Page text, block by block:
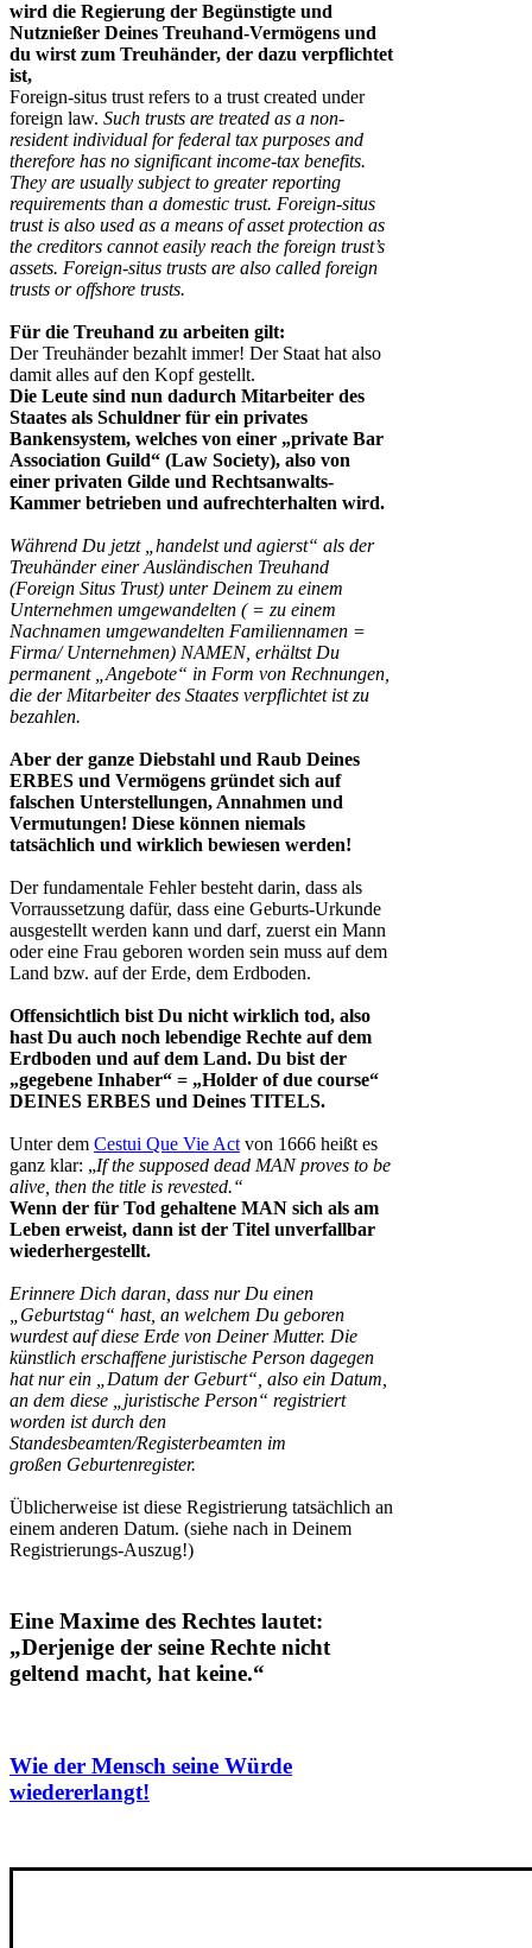
wird die Regierung der Begünstigte und
Nutznießer Deines Treuhand-Vermögens und
du wirst zum Treuhänder, der dazu verpflichtet
ist,
Foreign-situs trust refers to a trust created under
foreign law. Such trusts are treated as a non-
resident individual for federal tax purposes and
therefore has no significant income-tax benefits.
They are usually subject to greater reporting
requirements than a domestic trust. Foreign-situs
trust is also used as a means of asset protection as
the creditors cannot easily reach the foreign trust’s
assets. Foreign-situs trusts are also called foreign
trusts or offshore trusts.
Für die Treuhand zu arbeiten gilt:
Der Treuhänder bezahlt immer! Der Staat hat also
damit alles auf den Kopf gestellt.
Die Leute sind nun dadurch Mitarbeiter des
Staates als Schuldner für ein privates
Bankensystem, welches von einer „private Bar
Association Guild“ (Law Society), also von
einer privaten Gilde und Rechtsanwalts-
Kammer betrieben und aufrechterhalten wird.
Während Du jetzt „handelst und agierst“ als der
Treuhänder einer Ausländischen Treuhand
(Foreign Situs Trust) unter Deinem zu einem
Unternehmen umgewandelten ( = zu einem
Nachnamen umgewandelten Familiennamen =
Firma/ Unternehmen) NAMEN, erhältst Du
permanent „Angebote“ in Form von Rechnungen,
die der Mitarbeiter des Staates verpflichtet ist zu
bezahlen.
Aber der ganze Diebstahl und Raub Deines
ERBES und Vermögens gründet sich auf
falschen Unterstellungen, Annahmen und
Vermutungen! Diese können niemals
tatsächlich und wirklich bewiesen werden!
Der fundamentale Fehler besteht darin, dass als
Vorraussetzung dafür, dass eine Geburts-Urkunde
ausgestellt werden kann und darf, zuerst ein Mann
oder eine Frau geboren worden sein muss auf dem
Land bzw. auf der Erde, dem Erdboden.
Offensichtlich bist Du nicht wirklich tod, also
hast Du auch noch lebendige Rechte auf dem
Erdboden und auf dem Land. Du bist der
„gegebene Inhaber“ = „Holder of due course“
DEINES ERBES und Deines TITELS.
Unter dem Cestui Que Vie Act von 1666 heißt es
ganz klar: „If the supposed dead MAN proves to be
alive, then the title is revested.“
Wenn der für Tod gehaltene MAN sich als am
Leben erweist, dann ist der Titel unverfallbar
wiederhergestellt.
Erinnere Dich daran, dass nur Du einen
„Geburtstag“ hast, an welchem Du geboren
wurdest auf diese Erde von Deiner Mutter. Die
künstlich erschaffene juristische Person dagegen
hat nur ein „Datum der Geburt“, also ein Datum,
an dem diese „juristische Person“ registriert
worden ist durch den
Standesbeamten/Registerbeamten im
großen Geburtenregister.
Üblicherweise ist diese Registrierung tatsächlich an
einem anderen Datum. (siehe nach in Deinem
Registrierungs-Auszug!)
Eine Maxime des Rechtes lautet:
„Derjenige der seine Rechte nicht
geltend macht, hat keine.“
Wie der Mensch seine Würde
wiedererlangt!